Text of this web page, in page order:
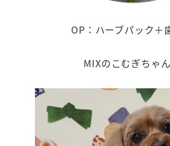
OP：ハーブパック＋
MIXのこむぎちゃん